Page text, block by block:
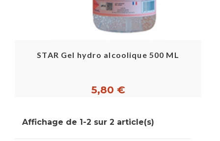
STAR Gel hydro alcoolique 500 ML
5,80 €
Affichage de 1-2 sur 2 article(s)